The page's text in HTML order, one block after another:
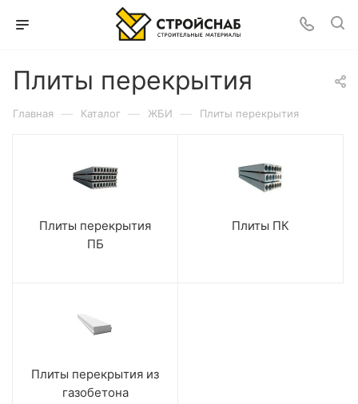
Плиты перекрытия
Главная — Каталог — ЖБИ — Плиты перекрытия
Плиты перекрытия
ПБ
Плиты ПК
Плиты перекрытия из
газобетона